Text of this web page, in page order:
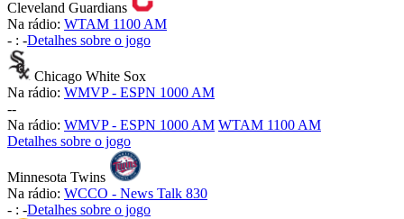
Cleveland Guardians
Na rádio: WTAM 1100 AM
- : -Detalhes sobre o jogo
Chicago White Sox
Na rádio: WMVP - ESPN 1000 AM
--
Na rádio: WMVP - ESPN 1000 AM WTAM 1100 AM
Detalhes sobre o jogo
Minnesota Twins
Na rádio: WCCO - News Talk 830
- : -Detalhes sobre o jogo